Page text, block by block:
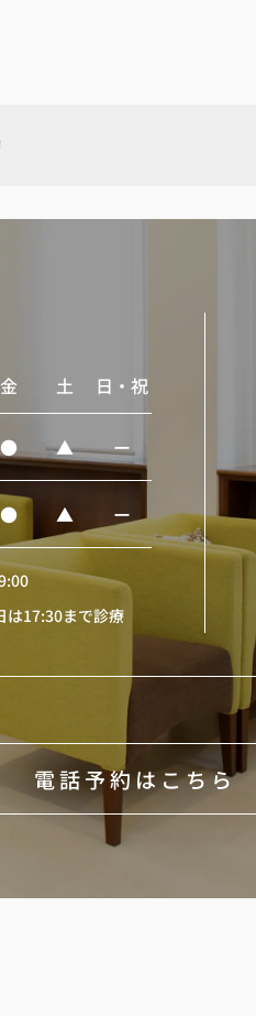
金 土 日・祝
● ▲ ー
● ▲ ー
は17:30まで診療
電話予約はこちら